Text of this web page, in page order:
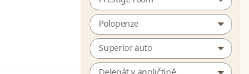
Polopenze
Superior auto